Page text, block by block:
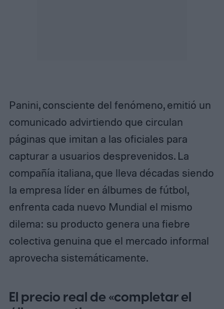
Panini, consciente del fenómeno, emitió un
comunicado advirtiendo que circulan
páginas que imitan a las oficiales para
capturar a usuarios desprevenidos. La
compañía italiana, que lleva décadas siendo
la empresa líder en álbumes de fútbol,
enfrenta cada nuevo Mundial el mismo
dilema: su producto genera una fiebre
colectiva genuina que el mercado informal
aprovecha sistemáticamente.
El precio real de «completar el